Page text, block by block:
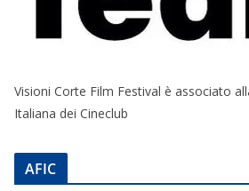
Visioni Corte Film Festival è associato
Italiana dei Cineclub
AFIC